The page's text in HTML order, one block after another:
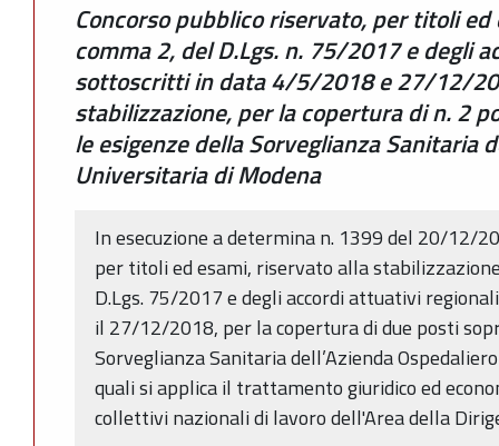
Concorso pubblico riservato, per titoli
comma 2, del D.Lgs. n. 75/2017 e degli
sottoscritti in data 4/5/2018 e 27/12/
stabilizzazione, per la copertura di n. 2
le esigenze della Sorveglianza Sanitaria
Universitaria di Modena
In esecuzione a determina n. 1399 del 20/12/
per titoli ed esami, riservato alla
D.Lgs. 75/2017 e degli accordi attuativi
il 27/12/2018, per la copertura di due posti
Sorveglianza Sanitaria dell’Azienda
quali si applica il trattamento giuridico ed
collettivi nazionali di lavoro dell'Area della